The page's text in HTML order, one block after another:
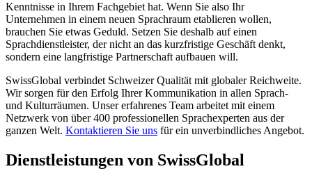
Kenntnisse in Ihrem Fachgebiet hat. Wenn Sie also Ihr
Unternehmen in einem neuen Sprachraum etablieren wollen,
brauchen Sie etwas Geduld. Setzen Sie deshalb auf einen
Sprachdienstleister, der nicht an das kurzfristige Geschäft denkt,
sondern eine langfristige Partnerschaft aufbauen will.
SwissGlobal verbindet Schweizer Qualität mit globaler Reichweite.
Wir sorgen für den Erfolg Ihrer Kommunikation in allen Sprach-
und Kulturräumen. Unser erfahrenes Team arbeitet mit einem
Netzwerk von über 400 professionellen Sprachexperten aus der
ganzen Welt. Kontaktieren Sie uns für ein unverbindliches Angebot.
Dienstleistungen von SwissGlobal